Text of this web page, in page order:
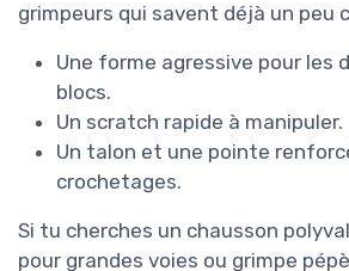
grimpeurs qui savent déjà un peu
Une forme agressive pour les
blocs.
Un scratch rapide à manipuler.
Un talon et une pointe
crochetages.
Si tu cherches un chausson
pour grandes voies ou grimpe